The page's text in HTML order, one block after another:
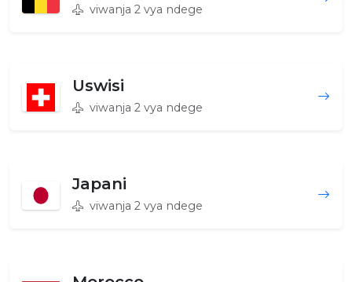
viwanja 2 vya ndege
Uswisi
viwanja 2 vya ndege
Japani
viwanja 2 vya ndege